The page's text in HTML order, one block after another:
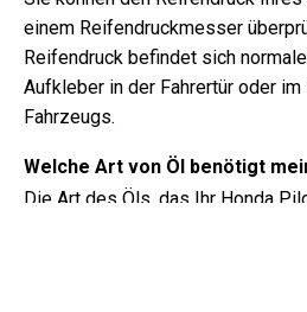
einem Reifendruckmesser
Reifendruck befindet sich
Aufkleber in der Fahrertür oder im
Fahrzeugs.
Welche Art von Öl benötigt
Die Art des Öls, das Ihr Honda